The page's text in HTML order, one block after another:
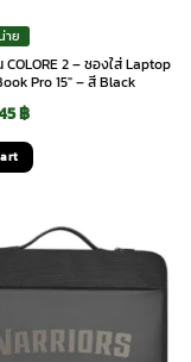
าย
2 – ซองใส่ Laptop
Pro 15″ – สี Black
฿Current
price
is: